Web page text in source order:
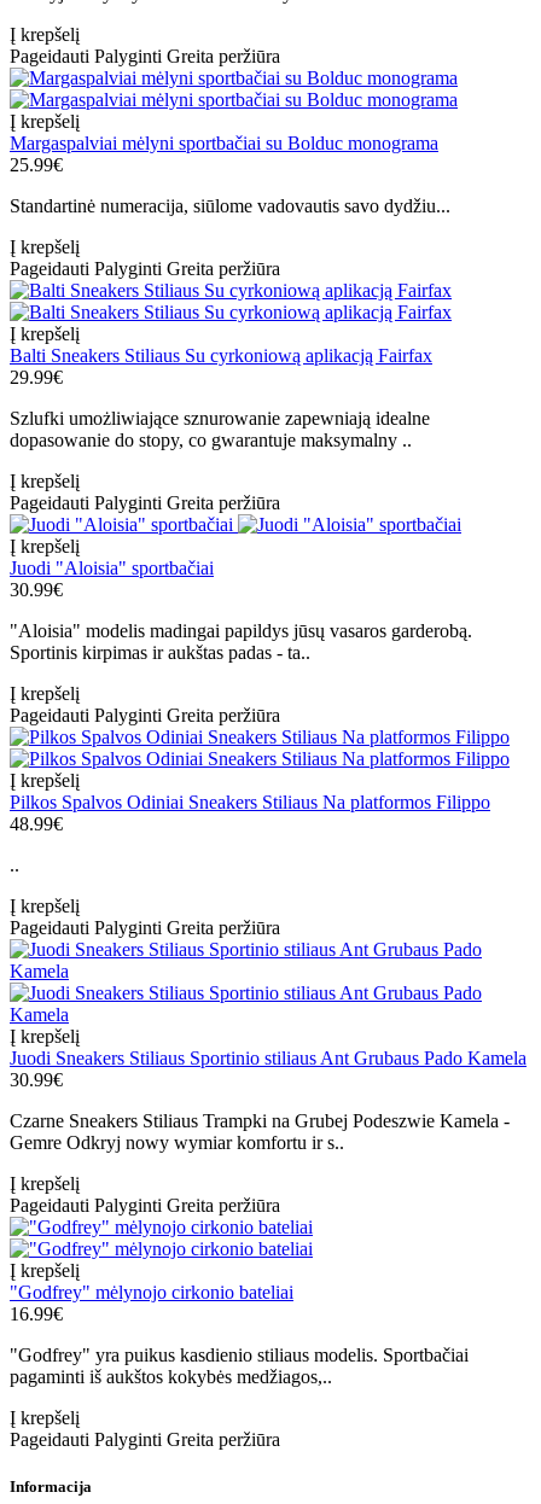
Į krepšelį
Pageidauti Palyginti Greita peržiūra
Į krepšelį
Margaspalviai mėlyni sportbačiai su Bolduc monograma
25.99€
Standartinė numeracija, siūlome vadovautis savo dydžiu...
Į krepšelį
Pageidauti Palyginti Greita peržiūra
Į krepšelį
Balti Sneakers Stiliaus Su cyrkoniową aplikacją Fairfax
29.99€
Szlufki umożliwiające sznurowanie zapewniają idealne
dopasowanie do stopy, co gwarantuje maksymalny ..
Į krepšelį
Pageidauti Palyginti Greita peržiūra
Į krepšelį
Juodi "Aloisia" sportbačiai
30.99€
"Aloisia" modelis madingai papildys jūsų vasaros garderobą.
Sportinis kirpimas ir aukštas padas - ta..
Į krepšelį
Pageidauti Palyginti Greita peržiūra
Į krepšelį
Pilkos Spalvos Odiniai Sneakers Stiliaus Na platformos Filippo
48.99€
..
Į krepšelį
Pageidauti Palyginti Greita peržiūra
Į krepšelį
Juodi Sneakers Stiliaus Sportinio stiliaus Ant Grubaus Pado Kamela
30.99€
Czarne Sneakers Stiliaus Trampki na Grubej Podeszwie Kamela -
Gemre Odkryj nowy wymiar komfortu ir s..
Į krepšelį
Pageidauti Palyginti Greita peržiūra
Į krepšelį
"Godfrey" mėlynojo cirkonio bateliai
16.99€
"Godfrey" yra puikus kasdienio stiliaus modelis. Sportbačiai
pagaminti iš aukštos kokybės medžiagos,..
Į krepšelį
Pageidauti Palyginti Greita peržiūra
Informacija